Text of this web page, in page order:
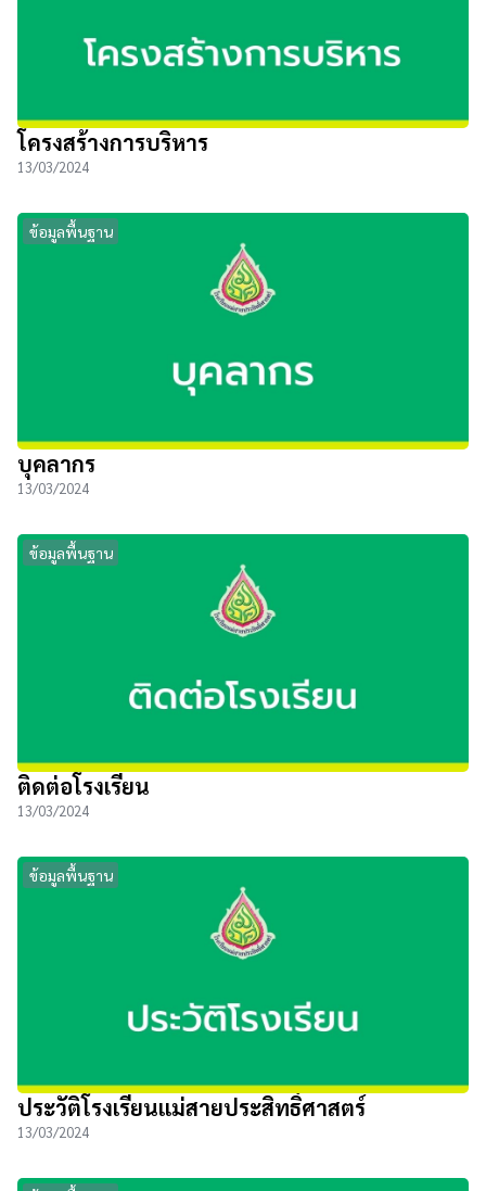
โครงสร้างการบริหาร
13/03/2024
ข้อมูลพื้นฐาน
บุคลากร
13/03/2024
ข้อมูลพื้นฐาน
ติดต่อโรงเรียน
13/03/2024
ข้อมูลพื้นฐาน
ประวัติโรงเรียนแม่สายประสิทธิ์ศาสตร์
13/03/2024